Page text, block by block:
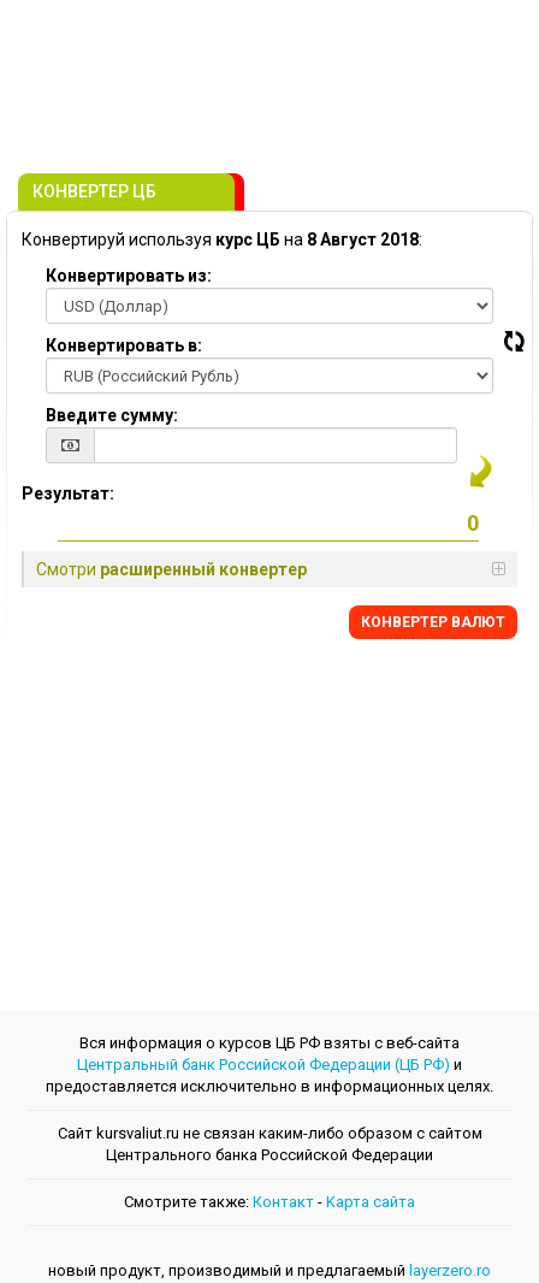
КОНВЕРТЕР ЦБ
Конвертируй используя курс ЦБ на 8 Август 2018:
Конвертировать из:
Конвертировать в:
Введите сумму:
Результат:
Смотри расширенный конвертер
КОНВЕРТЕР ВАЛЮТ
Вся информация о курсов ЦБ РФ взяты с веб-сайта
Центральный банк Российской Федерации (ЦБ РФ) и
предоставляется исключительно в информационных целях.
Сайт kursvaliut.ru не связан каким-либо образом с сайтом
Центрального банкa Российской Федерации
Смотрите также: Контакт - Kарта сайта
новый продукт, производимый и предлагаемый layerzero.ro